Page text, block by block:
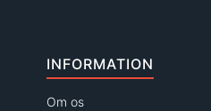
INFORMATION
Om os